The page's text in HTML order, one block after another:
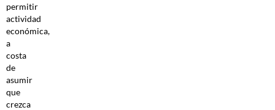
permitir
actividad
económica,
a
costa
de
asumir
que
crezca